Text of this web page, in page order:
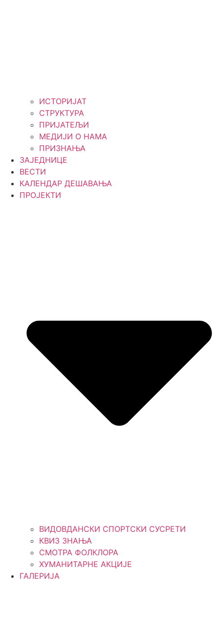
ИСТОРИЈАТ
СТРУКТУРА
ПРИЈАТЕЉИ
МЕДИЈИ О НАМА
ПРИЗНАЊА
ЗАЈЕДНИЦЕ
ВЕСТИ
КАЛЕНДАР ДЕШАВАЊА
ПРОЈЕКТИ
ВИДОВДАНСКИ СПОРТСКИ СУСРЕТИ
КВИЗ ЗНАЊА
СМОТРА ФОЛКЛОРА
ХУМАНИТАРНЕ АКЦИЈЕ
ГАЛЕРИЈА